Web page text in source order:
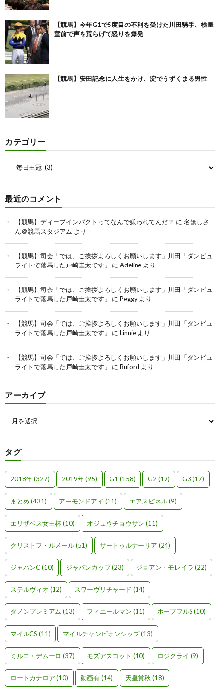
【競馬】今年G1で5度目の不利を受けた川田騎手、検量
室前で声を荒らげて怒りを爆発
【競馬】安田記念に人生をかけ、淀でうずくまる男性
カテゴリー
最近のコメント
【競馬】ディープインパクトってなんで嫌われてんだ？ に 名無しさ
ん＠競馬スタジアム より
【競馬】司会「では、ご挨拶よろしくお願いします」川田「ダンビュ
ライトで落馬した戸崎圭太です」
に Adeline より
【競馬】司会「では、ご挨拶よろしくお願いします」川田「ダンビュ
ライトで落馬した戸崎圭太です」
に Peggy より
【競馬】司会「では、ご挨拶よろしくお願いします」川田「ダンビュ
ライトで落馬した戸崎圭太です」
に Linnie より
【競馬】司会「では、ご挨拶よろしくお願いします」川田「ダンビュ
ライトで落馬した戸崎圭太です」
に Buford より
アーカイブ
タグ
2018年(327) 2019年(95) G1 (158) G2 (19) G3 (17)
まとめ (431) アーモンドアイ (31) エアスピネル(9)
エリザベス女王杯(10) オジュウチョウサン (11)
クリストフ・ルメール(51) サートゥルナーリア (24)
ジャパンC(10) ジャパンカップ(23) ジョアン・モレイラ (22)
ステルヴィオ (12) スワーヴリチャード (14)
ダノンプレミアム (13) フィエールマン (11) ホープフルS (10)
マイルCS (11) マイルチャンピオンシップ(13)
ミルコ・デムーロ (37) モズアスコット (10) ロジクライ (9)
ロードカナロア (10) 動画有(14) 天皇賞秋 (18)